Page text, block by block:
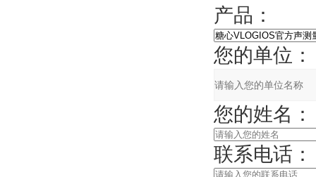
产品：
您的单位：
您的姓名：
联系电话：